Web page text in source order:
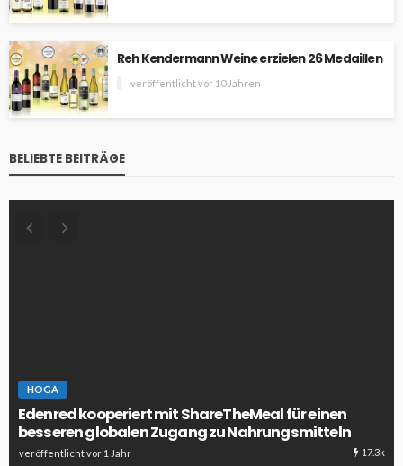
Reh Kendermann Weine erzielen 26 Medaillen
veröffentlicht vor 10 Jahren
BELIEBTE BEITRÄGE
HOGA
Edenred kooperiert mit ShareTheMeal für einen
besseren globalen Zugang zu Nahrungsmitteln
veröffentlicht vor 1 Jahr 17.3k